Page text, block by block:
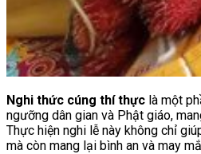
Nghi thức cúng thí thực là một
ngưỡng dân gian và Phật giáo,
Thực hiện nghi lễ này không chỉ
mà còn mang lại bình an và may